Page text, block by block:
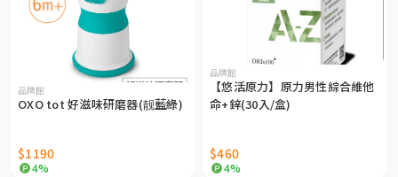
品牌館
【悠活原力】原力男性綜合維他
命+鋅(30入/盒)
$460
4%
品牌館
OXO tot 好滋味研磨器(靓藍綠)
$1190
4%